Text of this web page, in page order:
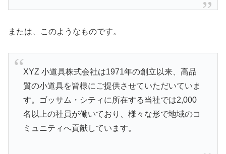
または、このようなものです。
XYZ 小道具株式会社は1971年の創立以来、高品
質の小道具を皆様にご提供させていただいていま
す。ゴッサム・シティに所在する当社では2,000
名以上の社員が働いており、様々な形で地域のコ
ミュニティへ貢献しています。